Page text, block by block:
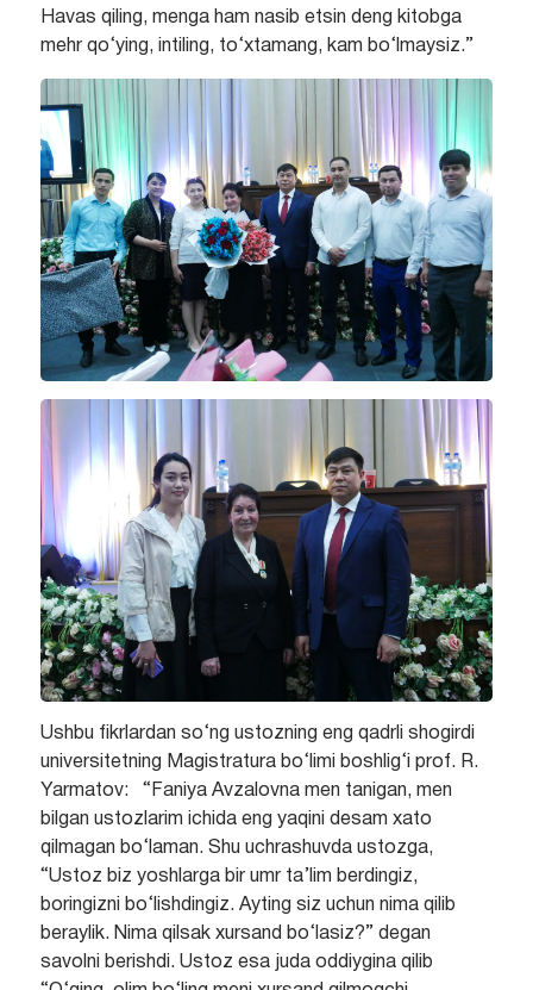
Havas qiling, menga ham nasib etsin deng kitobga
mehr qo‘ying, intiling, to‘xtamang, kam bo‘lmaysiz.”
Ushbu fikrlardan so‘ng ustozning eng qadrli shogirdi
universitetning Magistratura bo‘limi boshlig‘i prof. R.
Yarmatov: “Faniya Avzalovna men tanigan, men
bilgan ustozlarim ichida eng yaqini desam xato
qilmagan bo‘laman. Shu uchrashuvda ustozga,
“Ustoz biz yoshlarga bir umr ta’lim berdingiz,
boringizni bo‘lishdingiz. Ayting siz uchun nima qilib
beraylik. Nima qilsak xursand bo‘lasiz?” degan
savolni berishdi. Ustoz esa juda oddiygina qilib